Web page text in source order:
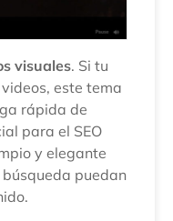
visuales. Si tu
este tema
rápida de
para el SEO
y elegante
puedan